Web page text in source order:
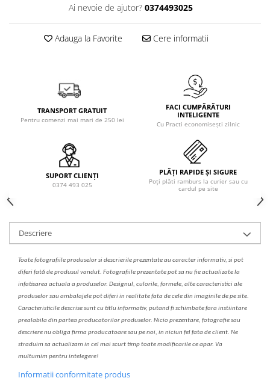
Solutie de indepartat rugina si
pentru par, masca de par
Vata demachianta
Ai nevoie de ajutor? 0374493025
Adauga la Favorite Cere informatii
TRANSPORT GRATUIT
Pentru comenzi mai mari de 250 lei
FACI CUMPĂRĂTURI
INTELIGENTE
Cu Practi economisești zilnic
SUPORT CLIENȚI
0374 493 025
PLĂȚI RAPIDE ȘI SIGURE
Poți plăti ramburs la curier sau cu
cardul pe site
Descriere
Toate fotografiile produselorsidescrierileprezentate au caracter informativ, si pot
diferi fată de produsul vandut. Fotografiile prezentate pot sa nu fie actualizate la
infatisarea actuala a produselor. Designul, culorile, formele, alte caracteristici ale
produselor sau ambalajele pot diferi in realitate fata de cele din imaginile de pe site.
Caracteristicile descrise sunt cu titlu informativ, putand fi schimbate fara instiintare
prealabila din partea producatorilor produselor. Nicio prezentare, fotografie sau
descriere nu obliga firma producatoare sau pe noi, in niciun fel fata de client. Ne
straduim sa actualizam in cel mai scurt timp toate modificarile ce apar. Va
multumim pentru intelegere!
Informatii conformitate produs